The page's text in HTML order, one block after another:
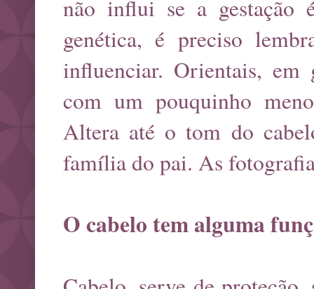
não influi se a gestação
genética, é preciso
influenciar. Orientais, em
com um pouquinho
Altera até o tom do
família do pai. As
O cabelo tem alguma